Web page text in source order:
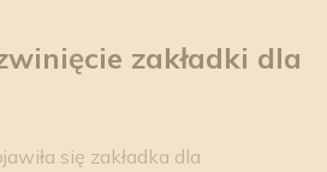
zakładki dla
się zakładka dla